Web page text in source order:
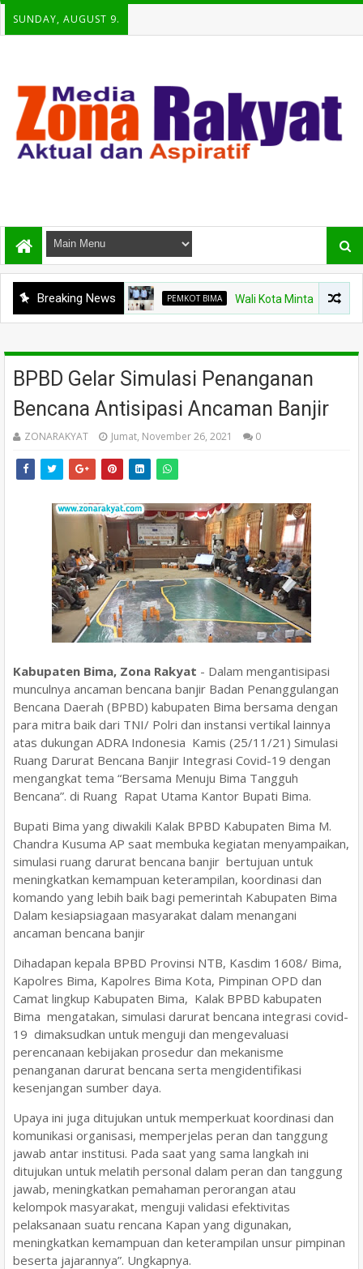
SUNDAY, AUGUST 9.
Breaking NewsPEMKOT BIMA Wali Kota Minta Pembangunan
BPBD Gelar Simulasi Penanganan
Bencana Antisipasi Ancaman Banjir
ZONARAKYAT Jumat, November 26, 2021 0
Kabupaten Bima, Zona Rakyat - Dalam mengantisipasi
munculnya ancaman bencana banjir Badan Penanggulangan
Bencana Daerah (BPBD) kabupaten Bima bersama dengan
para mitra baik dari TNI/ Polri dan instansi vertikal lainnya
atas dukungan ADRA Indonesia Kamis (25/11/21) Simulasi
Ruang Darurat Bencana Banjir Integrasi Covid-19 dengan
mengangkat tema “Bersama Menuju Bima Tangguh
Bencana”. di Ruang Rapat Utama Kantor Bupati Bima.
Bupati Bima yang diwakili Kalak BPBD Kabupaten Bima M.
Chandra Kusuma AP saat membuka kegiatan menyampaikan,
simulasi ruang darurat bencana banjir bertujuan untuk
meningkatkan kemampuan keterampilan, koordinasi dan
komando yang lebih baik bagi pemerintah Kabupaten Bima
Dalam kesiapsiagaan masyarakat dalam menangani
ancaman bencana banjir
Dihadapan kepala BPBD Provinsi NTB, Kasdim 1608/ Bima,
Kapolres Bima, Kapolres Bima Kota, Pimpinan OPD dan
Camat lingkup Kabupaten Bima, Kalak BPBD kabupaten
Bima mengatakan, simulasi darurat bencana integrasi covid-
19 dimaksudkan untuk menguji dan mengevaluasi
perencanaan kebijakan prosedur dan mekanisme
penanganan darurat bencana serta mengidentifikasi
kesenjangan sumber daya.
Upaya ini juga ditujukan untuk memperkuat koordinasi dan
komunikasi organisasi, memperjelas peran dan tanggung
jawab antar institusi. Pada saat yang sama langkah ini
ditujukan untuk melatih personal dalam peran dan tanggung
jawab, meningkatkan pemahaman perorangan atau
kelompok masyarakat, menguji validasi efektivitas
pelaksanaan suatu rencana Kapan yang digunakan,
meningkatkan kemampuan dan keterampilan unsur pimpinan
beserta jajarannya”. Ungkapnya.